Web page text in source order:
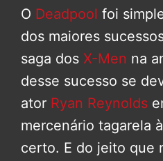
O Deadpool foi
dos maiores
saga dos X-Men na
desse sucesso se
ator Ryan Reynolds
mercenário tagarela
certo. E do jeito que